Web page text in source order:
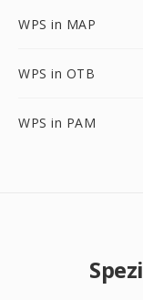
WPS in MAP
WPS in OTB
WPS in PAM